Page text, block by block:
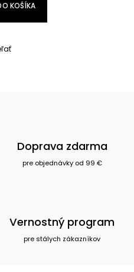
KOŠÍKA
Doprava zdarma
pre objednávky od 99 €
Vernostný program
pre stálych zákazníkov